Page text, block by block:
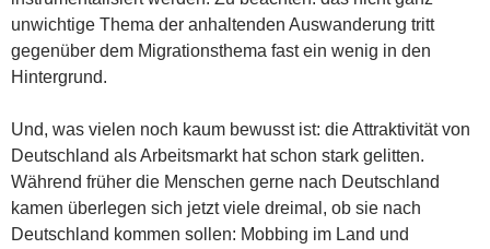
unwichtige Thema der anhaltenden Auswanderung tritt
gegenüber dem Migrationsthema fast ein wenig in den
Hintergrund.
Und, was vielen noch kaum bewusst ist: die Attraktivität von
Deutschland als Arbeitsmarkt hat schon stark gelitten.
Während früher die Menschen gerne nach Deutschland
kamen überlegen sich jetzt viele dreimal, ob sie nach
Deutschland kommen sollen: Mobbing im Land und